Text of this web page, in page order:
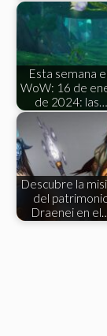
Esta semana
WoW: 16 de
de 2024: las…
Descubre la
del
Draenei en